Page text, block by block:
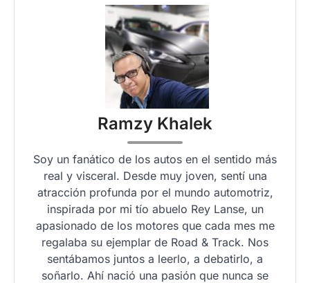
Ramzy Khalek
Soy un fanático de los autos en el sentido más
real y visceral. Desde muy joven, sentí una
atracción profunda por el mundo automotriz,
inspirada por mi tío abuelo Rey Lanse, un
apasionado de los motores que cada mes me
regalaba su ejemplar de Road & Track. Nos
sentábamos juntos a leerlo, a debatirlo, a
soñarlo. Ahí nació una pasión que nunca se